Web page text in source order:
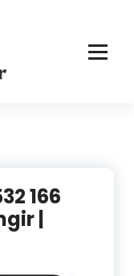
166
|